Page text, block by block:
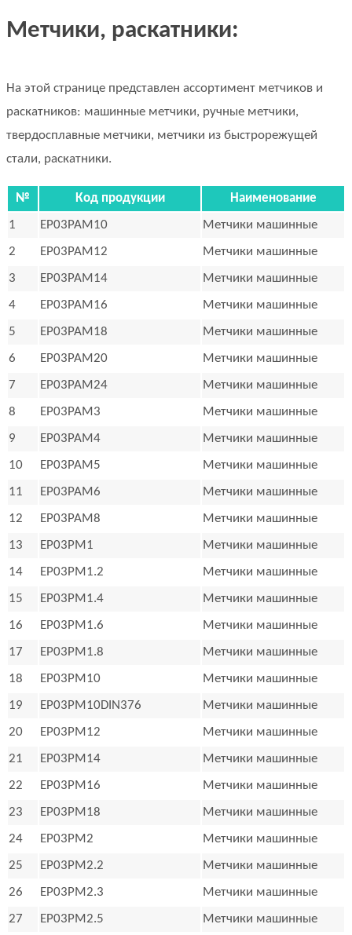
Метчики, раскатники:
На этой странице представлен ассортимент метчиков и
раскатников: машинные метчики, ручные метчики,
твердосплавные метчики, метчики из быстрорежущей
стали, раскатники.
№ Код продукции
Наименование
1
EP03PAM10
Метчики машинные
2
EP03PAM12
Метчики машинные
3
EP03PAM14
Метчики машинные
4
EP03PAM16
Метчики машинные
5
EP03PAM18
Метчики машинные
6
EP03PAM20
Метчики машинные
7
EP03PAM24
Метчики машинные
8
EP03PAM3
Метчики машинные
9
EP03PAM4
Метчики машинные
10
EP03PAM5
Метчики машинные
11
EP03PAM6
Метчики машинные
12
EP03PAM8
Метчики машинные
13
EP03PM1
Метчики машинные
14
EP03PM1.2
Метчики машинные
15
EP03PM1.4
Метчики машинные
16
EP03PM1.6
Метчики машинные
17
EP03PM1.8
Метчики машинные
18
EP03PM10
Метчики машинные
19
EP03PM10DIN376
Метчики машинные
20
EP03PM12
Метчики машинные
21
EP03PM14
Метчики машинные
22
EP03PM16
Метчики машинные
23
EP03PM18
Метчики машинные
24
EP03PM2
Метчики машинные
25
EP03PM2.2
Метчики машинные
26
EP03PM2.3
Метчики машинные
27
EP03PM2.5
Метчики машинные